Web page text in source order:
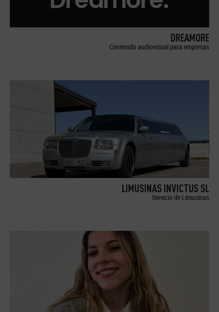
DREAMORE
Contenido audiovisual para empresas
LIMUSINAS INVICTUS SL
Servicio de Limusinas